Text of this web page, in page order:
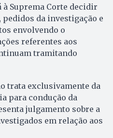
à Suprema Corte decidir
da investigação e
envolvendo o
referentes aos
tramitando
trata exclusivamente da
para condução da
julgamento sobre a
em relação aos